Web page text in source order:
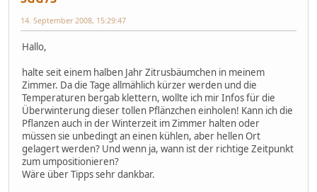
14. September 2008, 15:29:47
Hallo,
halte seit einem halben Jahr Zitrusbäumchen in meinem
Zimmer. Da die Tage allmählich kürzer werden und die
Temperaturen bergab klettern, wollte ich mir Infos für die
Überwinterung dieser tollen Pflänzchen einholen! Kann ich die
Pflanzen auch in der Winterzeit im Zimmer halten oder
müssen sie unbedingt an einen kühlen, aber hellen Ort
gelagert werden? Und wenn ja, wann ist der richtige Zeitpunkt
zum umpositionieren?
Wäre über Tipps sehr dankbar.